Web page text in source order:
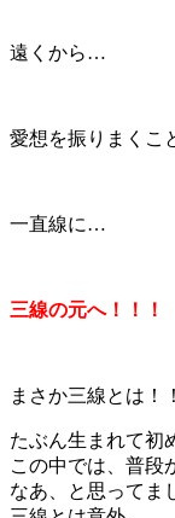
遠くから…
愛想を振りまくこ
一直線に…
三線の元へ！！！
まさか三線とは！
たぶん生まれて初
この中では、普段
なあ、と思ってま